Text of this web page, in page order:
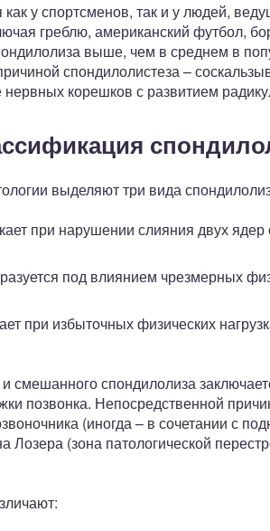
у спортсменов, так и у людей,
греблю, американский футбол,
выше, чем в среднем в
спондилолистеза –
корешков с развитием
выделяют три вида
при нарушении слияния двух
под влиянием чрезмерных
при избыточных физических
спондилолиза
позвонка. Непосредственной
(иногда – в сочетании с
Лозера (зона патологической